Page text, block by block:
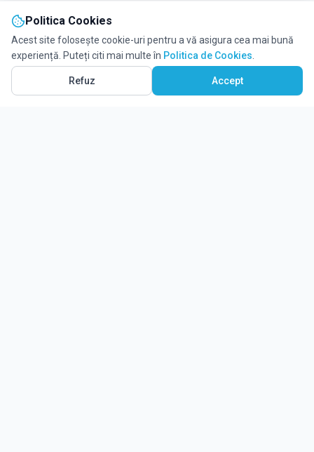
Politica Cookies
Acest site folosește cookie-uri pentru a vă asigura cea mai bună
experiență. Puteți citi mai multe în Politica de Cookies
Refuz Accept